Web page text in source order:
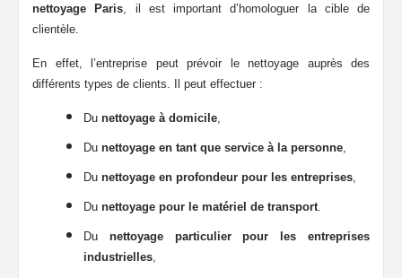
nettoyage Paris , il est important d’homologuer la cible de
clientèle.
En effet, l’entreprise peut prévoir le nettoyage auprès des
différents types de clients. Il peut effectuer :
Du nettoyage à domicile
Du nettoyage en tant que service à la personne
Du nettoyage en profondeur pour les entreprises
Du nettoyage pour le matériel de transport
Du nettoyage particulier pour les entreprises
industrielles